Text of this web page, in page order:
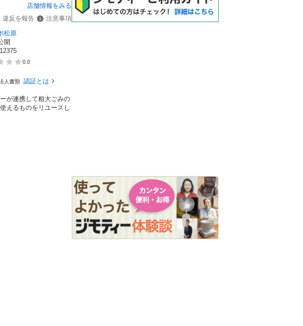
店舗情報をみる
違反を報告
注意事項
松原
開
12375
0.0
人書類 認証とは
が連携して粗⼤ごみの
えるものをリユースし